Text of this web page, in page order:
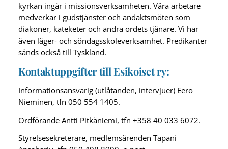
kyrkan ingår i missionsverksamheten. Våra arbetare
medverkar i gudstjänster och andaktsmöten som
diakoner, kateketer och andra ordets tjänare. Vi har
även läger- och söndagsskoleverksamhet. Predikanter
sänds också till Tyskland.
Kontaktuppgifter till Esikoiset ry:
Informationsansvarig (utlåtanden, intervjuer) Eero
Nieminen, tfn 050 554 1405.
Ordförande Antti Pitkäniemi, tfn +358 40 033 6072.
Styrelsesekreterare, medlemsärenden Tapani